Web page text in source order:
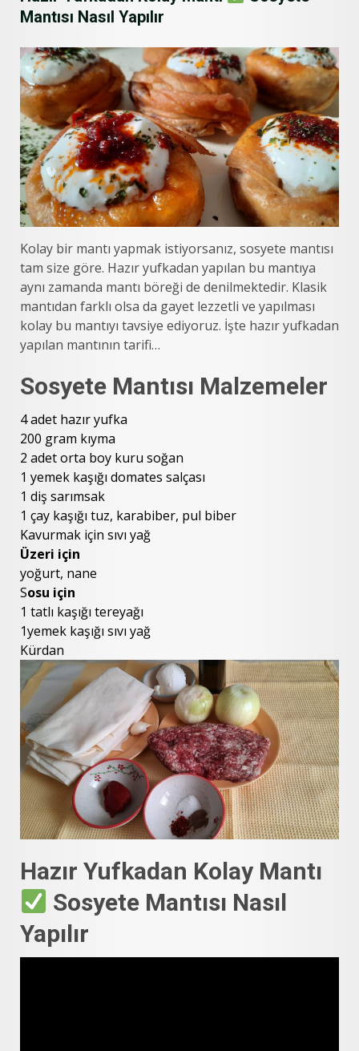
Mantısı Nasıl Yapılır
Kolay bir mantı yapmak istiyorsanız, sosyete mantısı
tam size göre. Hazır yufkadan yapılan bu mantıya
aynı zamanda mantı böreği de denilmektedir. Klasik
mantıdan farklı olsa da gayet lezzetli ve yapılması
kolay bu mantıyı tavsiye ediyoruz. İşte hazır yufkadan
yapılan mantının tarifi…
Sosyete Mantısı Malzemeler
4 adet hazır yufka
200 gram kıyma
2 adet orta boy kuru soğan
1 yemek kaşığı domates salçası
1 diş sarımsak
1 çay kaşığı tuz, karabiber, pul biber
Kavurmak için sıvı yağ
Üzeri için
yoğurt, nane
Sosu için
1 tatlı kaşığı tereyağı
1yemek kaşığı sıvı yağ
Kürdan
Hazır Yufkadan Kolay Mantı
Sosyete Mantısı Nasıl
Yapılır